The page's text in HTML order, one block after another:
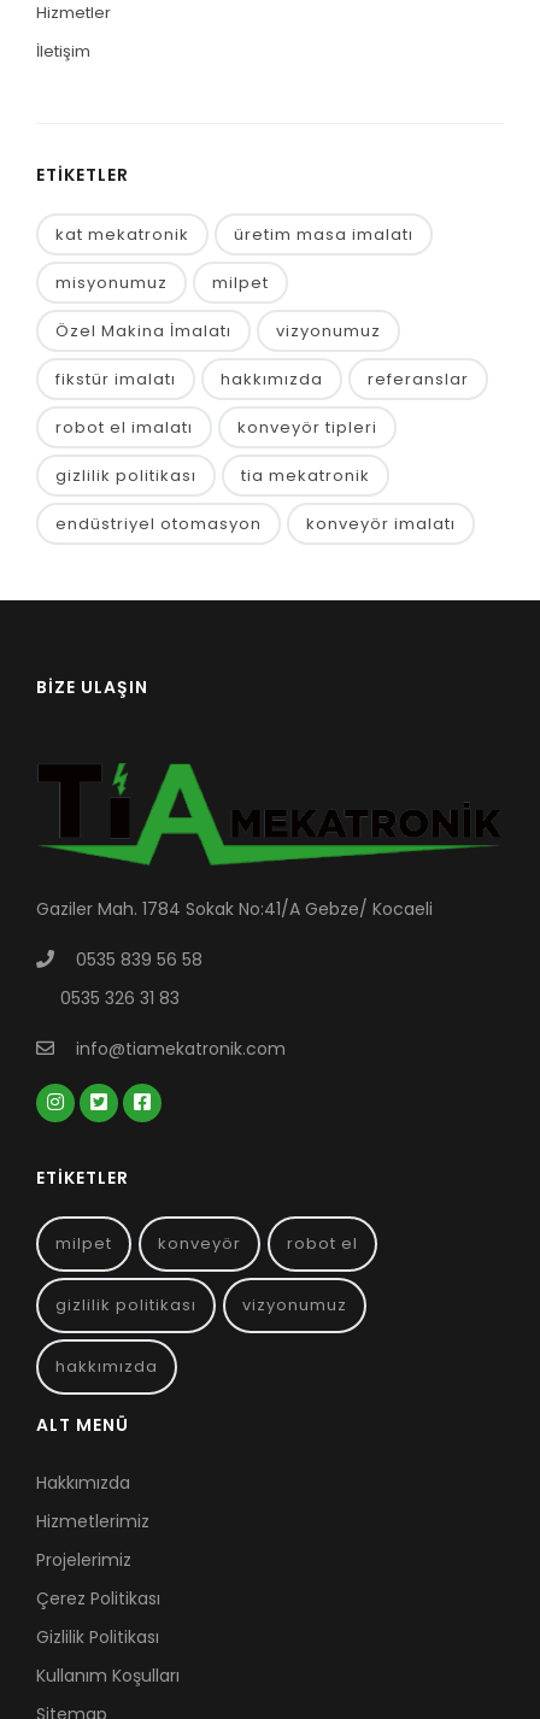
Hizmetler
İletişim
ETIKETLER
kat mekatronik üretim masa imalatı
misyonumuz milpet
Özel Makina İmalatı vizyonumuz
fikstür imalatı hakkımızda referanslar
robot el imalatı konveyör tipleri
gizlilik politikası tia mekatronik
endüstriyel otomasyon konveyör imalatı
BIZE ULAŞIN
Gaziler Mah. 1784 Sokak No:41/A Gebze/ Kocaeli
0535 839 56 58
0535 326 31 83
info@tiamekatronik.com
ETIKETLER
milpet konveyör robot el
gizlilik politikası vizyonumuz
hakkımızda
ALT MENÜ
Hakkımızda
Hizmetlerimiz
Projelerimiz
Çerez Politikası
Gizlilik Politikası
Kullanım Koşulları
Sitemap